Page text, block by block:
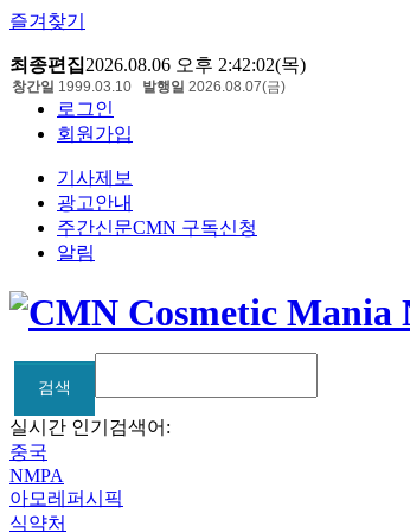
즐겨찾기
최종편집2026.08.06 오후 2:42:02(목)
로그인
회원가입
기사제보
광고안내
주간신문CMN 구독신청
알림
창간일 1999.03.10 발행일 2026.08.07(금)
검색
검색
실시간 인기검색어:
중국
NMPA
아모레퍼시픽
식약처